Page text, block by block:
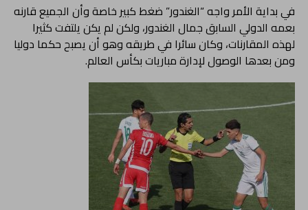
في بداية الأمر واجه “الغندور” ضغط كبير خاصة وأن الجميع قارنه
بعمه الدولي السابق جمال الغندور، ولكن لم يكن يلتفت كثيرا
لهذه المقارنات، وكان سائرا في طريقه وهو أن يصبح حكما دوليا
ومن بعدها الوصول لإدارة مباريات بكأس العالم.